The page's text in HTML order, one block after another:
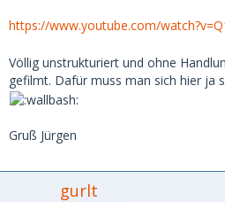
https://www.youtube.com/
Völlig unstrukturiert und ohne
gefilmt. Dafür muss man sich hier ja
Gruß Jürgen
gurlt